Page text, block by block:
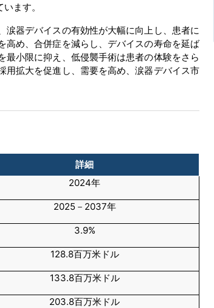
ます。
涙器デバイスの有効性が大幅に向上し、患者に
高め、合併症を減らし、デバイスの寿命を延ば
小限に抑え、低侵襲手術は患者の体験をさら
用拡大を促進し、需要を高め、涙器デバイス市
詳細
2024年
2025－2037年
3.9%
128.8百万米ドル
133.8百万米ドル
203.8百万米ドル